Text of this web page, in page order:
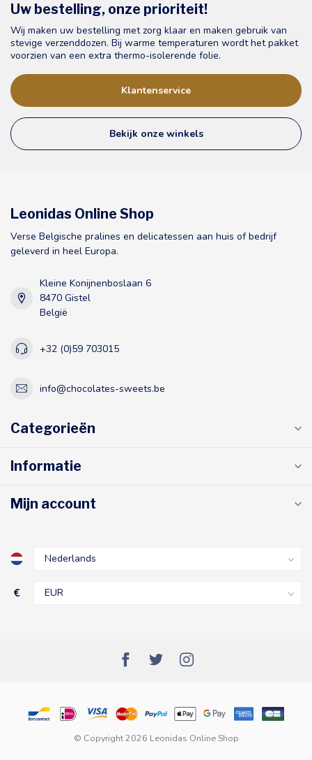
Uw bestelling, onze prioriteit!
Wij maken uw bestelling met zorg klaar en maken gebruik van
stevige verzenddozen. Bij warme temperaturen wordt het pakket
voorzien van een extra thermo-isolerende folie.
Klantenservice
Bekijk onze winkels
Leonidas Online Shop
Verse Belgische pralines en delicatessen aan huis of bedrijf
geleverd in heel Europa.
Kleine Konijnenboslaan 6
8470 Gistel
België
+32 (0)59 703015
info@chocolates-sweets.be
Categorieën
Informatie
Mijn account
€
© Copyright 2026 Leonidas Online Shop